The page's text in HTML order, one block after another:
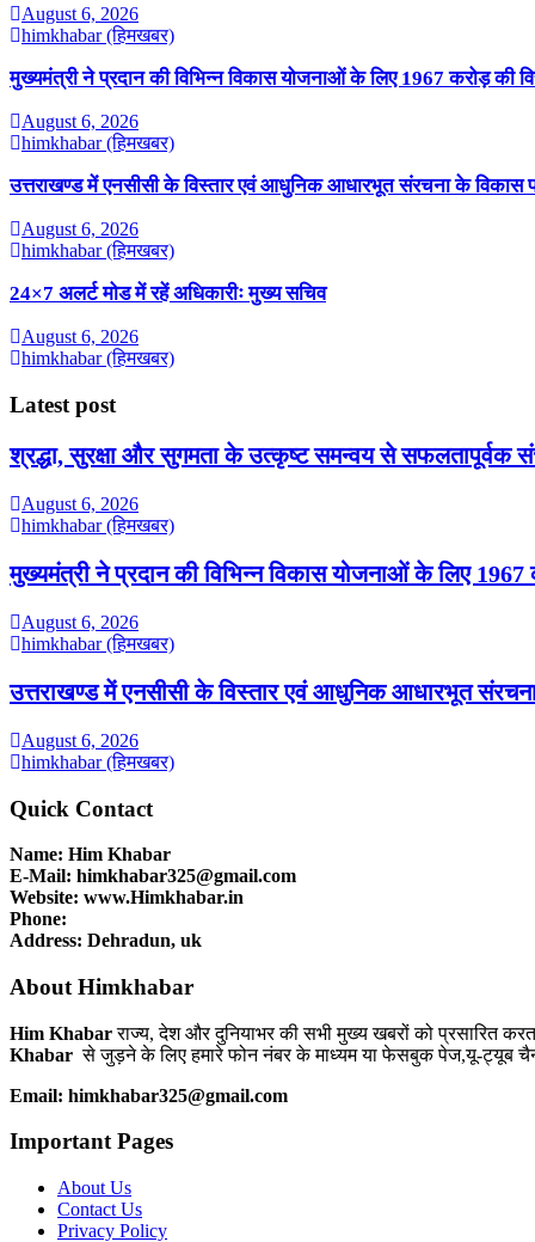
August 6, 2026
himkhabar (हिमखबर)
मुख्यमंत्री ने प्रदान की विभिन्न विकास योजनाओं के लिए 1967 करोड़ की
August 6, 2026
himkhabar (हिमखबर)
उत्तराखण्ड में एनसीसी के विस्तार एवं आधुनिक आधारभूत संरचना के विकास
August 6, 2026
himkhabar (हिमखबर)
24×7 अलर्ट मोड में रहें अधिकारीः मुख्य सचिव
August 6, 2026
himkhabar (हिमखबर)
Latest post
श्रद्धा, सुरक्षा और सुगमता के उत्कृष्ट समन्वय से सफलतापूर्वक
August 6, 2026
himkhabar (हिमखबर)
मुख्यमंत्री ने प्रदान की विभिन्न विकास योजनाओं के लिए 1967
August 6, 2026
himkhabar (हिमखबर)
उत्तराखण्ड में एनसीसी के विस्तार एवं आधुनिक आधारभूत संरचना
August 6, 2026
himkhabar (हिमखबर)
Quick Contact
Name: Him Khabar
E-Mail: himkhabar325@gmail.com
Website: www.Himkhabar.in
Phone:
Address: Dehradun, uk
About Himkhabar
Him Khabarराज्य, देश और दुनियाभर की सभी मुख्य खबरों को प्रसारित
Khabar से जुड़ने के लिए हमारे फोन नंबर के माध्यम या फेसबुक पेज,यू-ट्यूब
Email: himkhabar325@gmail.com
Important Pages
About Us
Contact Us
Privacy Policy